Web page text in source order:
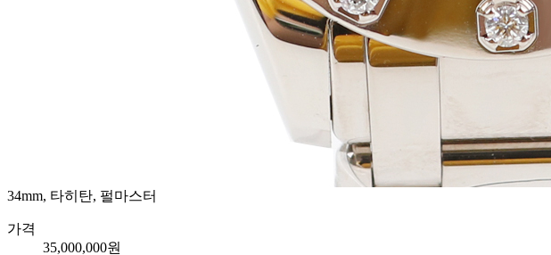
34mm, 타히탄, 펄마스터
가격
35,000,000원